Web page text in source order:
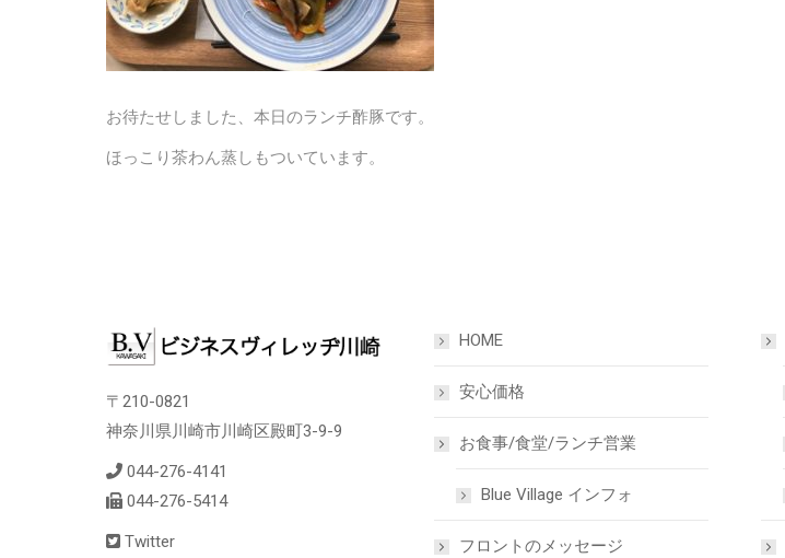
お待たせしました、本日のランチ酢豚です。
ほっこり茶わん蒸しもついています。
〒210-0821
神奈川県川崎市川崎区殿町3-9-9
044-276-4141
044-276-5414
Twitter
HOME
安心価格
お食事/食堂/ランチ営業
Blue Village インフォ
フロントのメッセージ